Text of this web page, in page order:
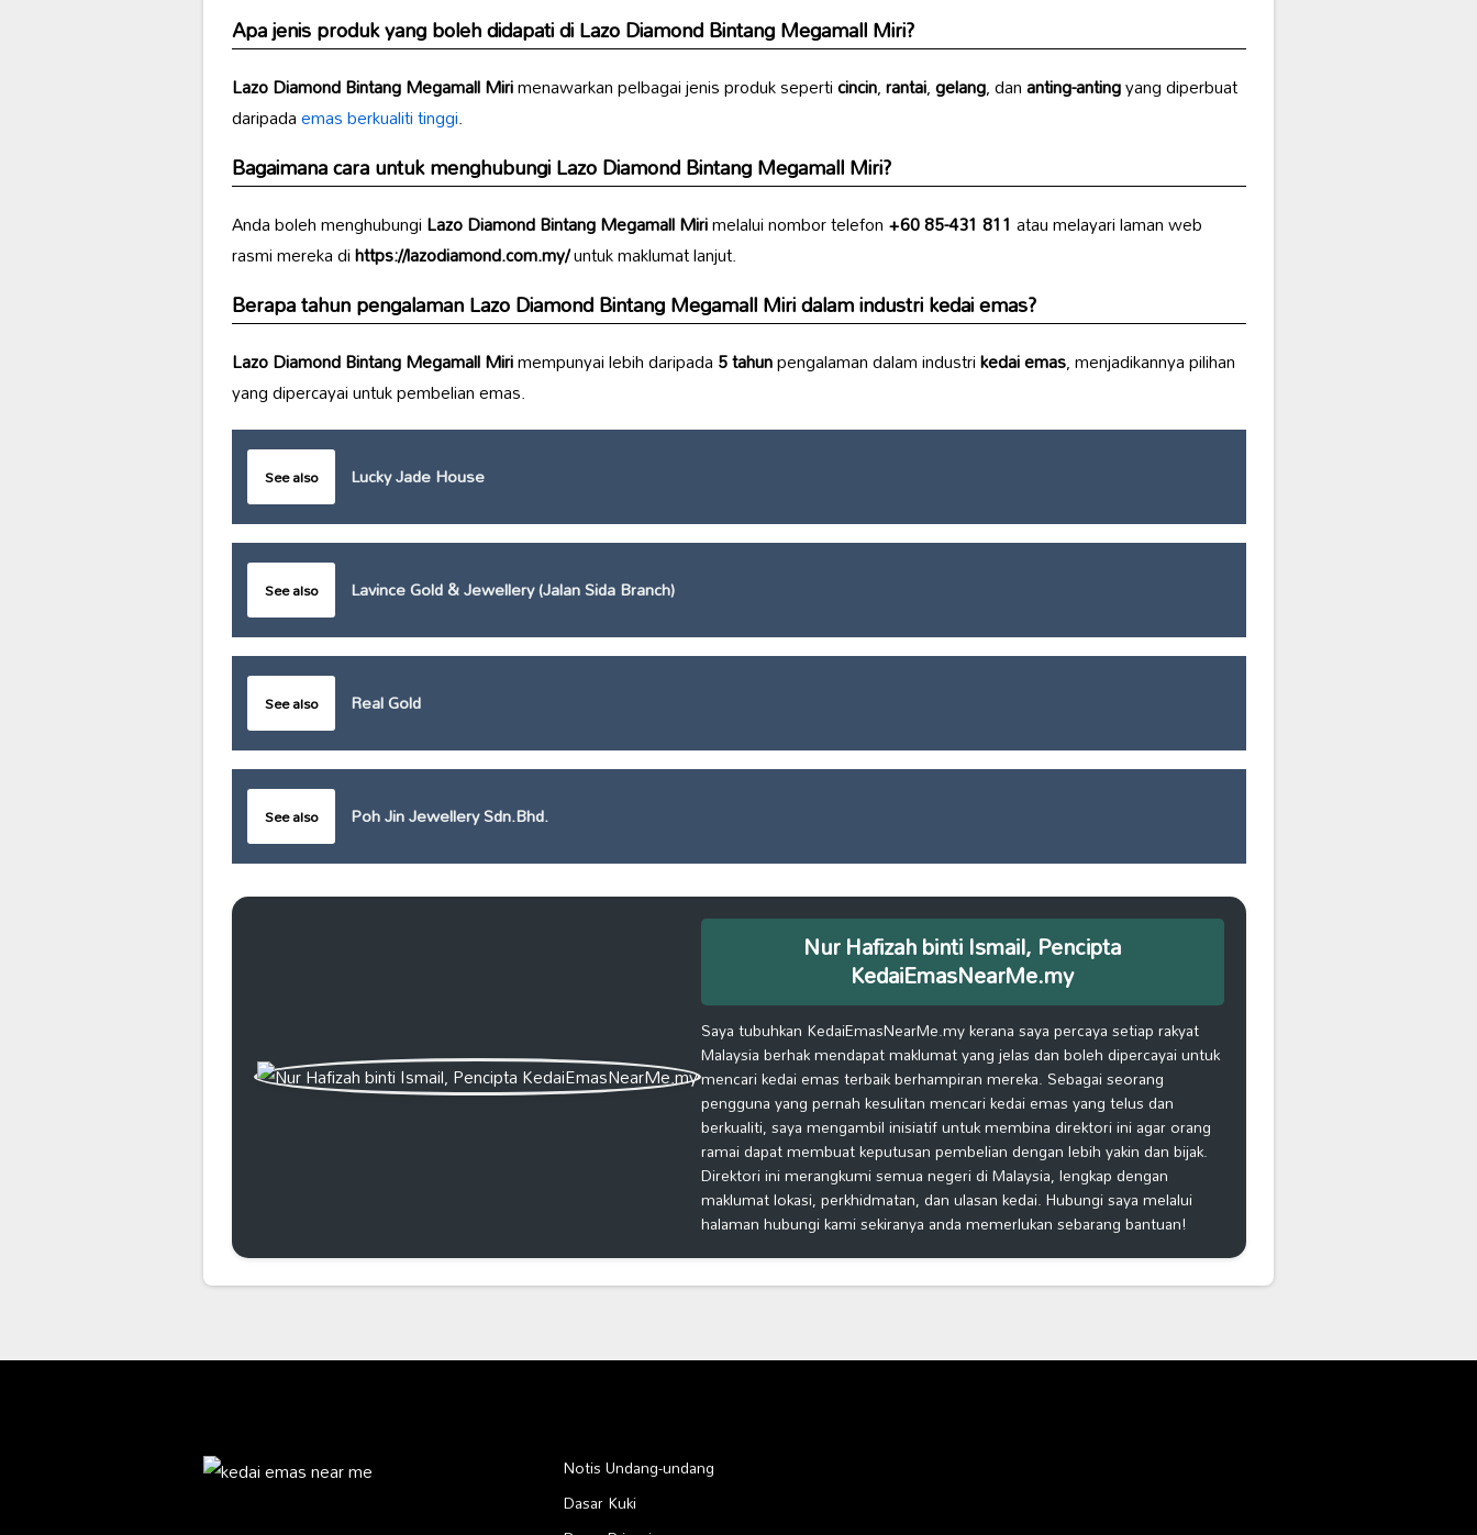
Apa jenis produk yang boleh didapati diLazo Diamond Bintang Megamall Miri?
Lazo Diamond Bintang Megamall Mirimenawarkan pelbagai jenis produk seperticincin,rantai,gelang, dananting-antingyang diperbuat
daripadaemas berkualiti tinggi.
Bagaimana cara untuk menghubungiLazo Diamond Bintang Megamall Miri?
Anda boleh menghubungiLazo Diamond Bintang Megamall Mirimelalui nombor telefon+60 85-431 811 atau melayari laman web
rasmi mereka dihttps://lazodiamond.com.my/untuk maklumat lanjut.
Berapa tahun pengalamanLazo Diamond Bintang Megamall Miridalam industrikedai emas?
Lazo Diamond Bintang Megamall Mirimempunyai lebih daripada5 tahunpengalaman dalam industrikedai emas, menjadikannya pilihan
yang dipercayai untuk pembelian emas.
See also Lucky Jade House
See also Lavince Gold & Jewellery (Jalan Sida Branch)
See also Real Gold
See also Poh Jin Jewellery Sdn.Bhd.
Nur Hafizah binti Ismail, Pencipta
KedaiEmasNearMe.my
Saya tubuhkan KedaiEmasNearMe.my kerana saya percaya setiap rakyat
Malaysia berhak mendapat maklumat yang jelas dan boleh dipercayai untuk
mencari kedai emas terbaik berhampiran mereka. Sebagai seorang
pengguna yang pernah kesulitan mencari kedai emas yang telus dan
berkualiti, saya mengambil inisiatif untuk membina direktori ini agar orang
ramai dapat membuat keputusan pembelian dengan lebih yakin dan bijak.
Direktori ini merangkumi semua negeri di Malaysia, lengkap dengan
maklumat lokasi, perkhidmatan, dan ulasan kedai. Hubungi saya melalui
halaman hubungi kami sekiranya anda memerlukan sebarang bantuan!
Notis Undang-undang
Dasar Kuki